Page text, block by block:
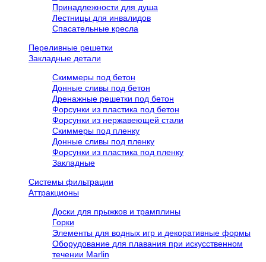
Принадлежности для душа
Лестницы для инвалидов
Спасательные кресла
Переливные решетки
Закладные детали
Скиммеры под бетон
Донные сливы под бетон
Дренажные решетки под бетон
Форсунки из пластика под бетон
Форсунки из нержавеющей стали
Скиммеры под пленку
Донные сливы под пленку
Форсунки из пластика под пленку
Закладные
Системы фильтрации
Аттракционы
Доски для прыжков и трамплины
Горки
Элементы для водных игр и декоративные формы
Оборудование для плавания при искусственном
течении Marlin